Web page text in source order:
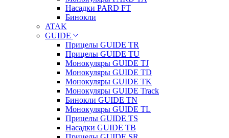
Насадки PARD FT
Бинокли
ATAK
GUIDE
Прицелы GUIDE TR
Прицелы GUIDE TU
Монокуляры GUIDE TJ
Монокуляры GUIDE TD
Монокуляры GUIDE TK
Монокуляры GUIDE Track
Бинокли GUIDE TN
Монокуляры GUIDE TL
Прицелы GUIDE TS
Насадки GUIDE TB